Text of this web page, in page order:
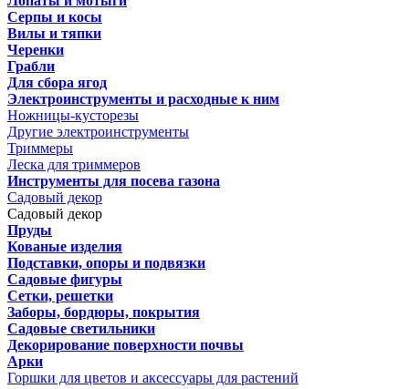
Серпы и косы
Вилы и тяпки
Черенки
Грабли
Для сбора ягод
Электроинструменты и расходные к ним
Ножницы-кусторезы
Другие электроинструменты
Триммеры
Леска для триммеров
Инструменты для посева газона
Садовый декор
Садовый декор
Пруды
Кованые изделия
Подставки, опоры и подвязки
Садовые фигуры
Сетки, решетки
Заборы, бордюры, покрытия
Садовые светильники
Декорирование поверхности почвы
Арки
Горшки для цветов и аксессуары для растений